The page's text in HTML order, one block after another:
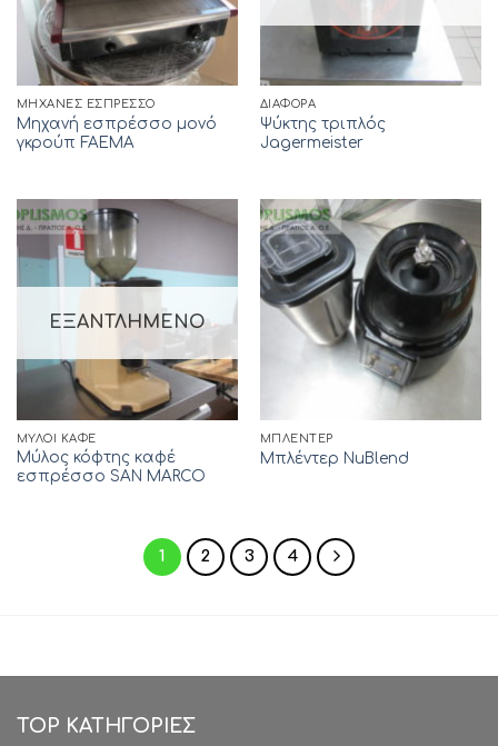
ΜΗΧΑΝΈΣ ΕΣΠΡΈΣΣΟ
Μηχανή εσπρέσσο μονό
γκρούπ FAEMA
ΔΙΆΦΟΡΑ
Ψύκτης τριπλός
Jagermeister
ΕΞΑΝΤΛΗΜΈΝΟ
ΜΎΛΟΙ ΚΑΦΈ
Μύλος κόφτης καφέ
εσπρέσσο SAN MARCO
ΜΠΛΈΝΤΕΡ
Μπλέντερ NuBlend
1 2 3 4
TOP ΚΑΤΗΓΟΡΙΕΣ